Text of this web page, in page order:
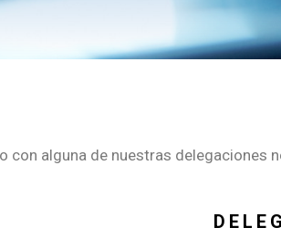
con alguna de nuestras delegaciones